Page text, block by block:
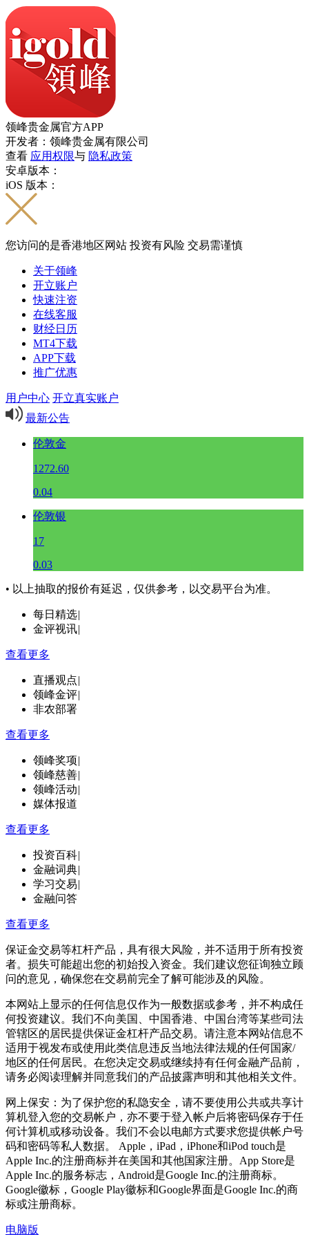
领峰贵金属官方APP
开发者：领峰贵金属有限公司
查看 应用权限与 隐私政策
安卓版本：
iOS 版本：
您访问的是香港地区网站 投资有风险 交易需谨慎
关于领峰
开立账户
快速注资
在线客服
财经日历
MT4下载
APP下载
推广优惠
用户中心 开立真实账户
最新公告
伦敦金
1272.60
0.04
伦敦银
17
0.03
• 以上抽取的报价有延迟，仅供参考，以交易平台为准。
每日精选|
金评视讯|
查看更多
直播观点|
领峰金评|
非农部署
查看更多
领峰奖项|
领峰慈善|
领峰活动|
媒体报道
查看更多
投资百科|
金融词典|
学习交易|
金融问答
查看更多
保证金交易等杠杆产品，具有很大风险，并不适用于所有投资
者。损失可能超出您的初始投入资金。我们建议您征询独立顾
问的意见，确保您在交易前完全了解可能涉及的风险。
本网站上显示的任何信息仅作为一般数据或参考，并不构成任
何投资建议。我们不向美国、中国香港、中国台湾等某些司法
管辖区的居民提供保证金杠杆产品交易。请注意本网站信息不
适用于视发布或使用此类信息违反当地法律法规的任何国家/
地区的任何居民。在您决定交易或继续持有任何金融产品前，
请务必阅读理解并同意我们的产品披露声明和其他相关文件。
网上保安：为了保护您的私隐安全，请不要使用公共或共享计
算机登入您的交易帐户，亦不要于登入帐户后将密码保存于任
何计算机或移动设备。我们不会以电邮方式要求您提供帐户号
码和密码等私人数据。 Apple，iPad，iPhone和iPod touch是
Apple Inc.的注册商标并在美国和其他国家注册。App Store是
Apple Inc.的服务标志，Android是Google Inc.的注册商标。
Google徽标，Google Play徽标和Google界面是Google Inc.的商
标或注册商标。
电脑版